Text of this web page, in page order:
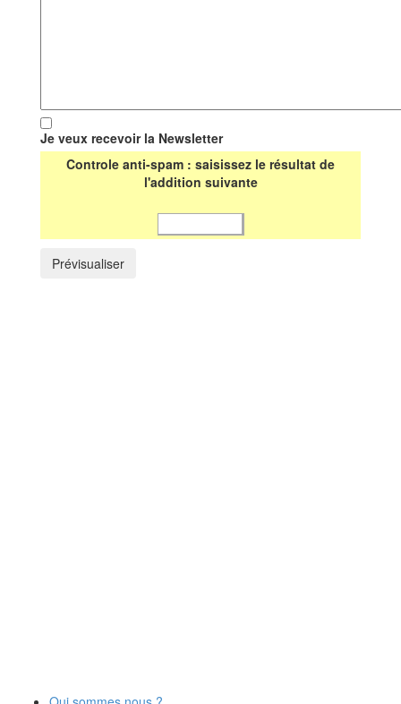
Je veux recevoir la Newsletter
Controle anti-spam : saisissez le résultat de
l'addition suivante